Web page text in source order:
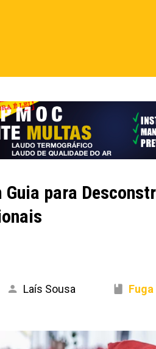
Guia para
Laís Sousa